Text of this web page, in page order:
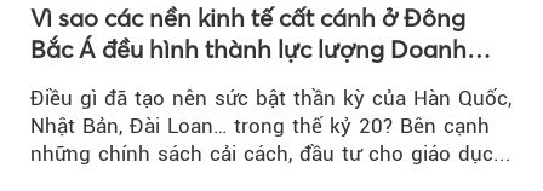
Vì sao các nền kinh tế cất cánh ở Đông
Bắc Á đều hình thành lực lượng Doanh
Điều gì đã tạo nên sức bật thần kỳ của Hàn Quốc,
Nhật Bản, Đài Loan… trong thế kỷ 20? Bên cạnh
những chính sách cải cách, đầu tư cho giáo dục...